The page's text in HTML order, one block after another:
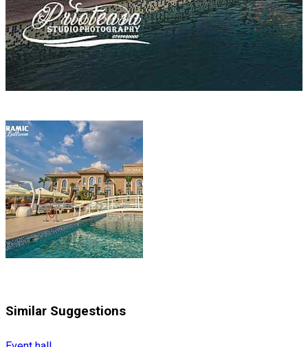
Similar Suggestions